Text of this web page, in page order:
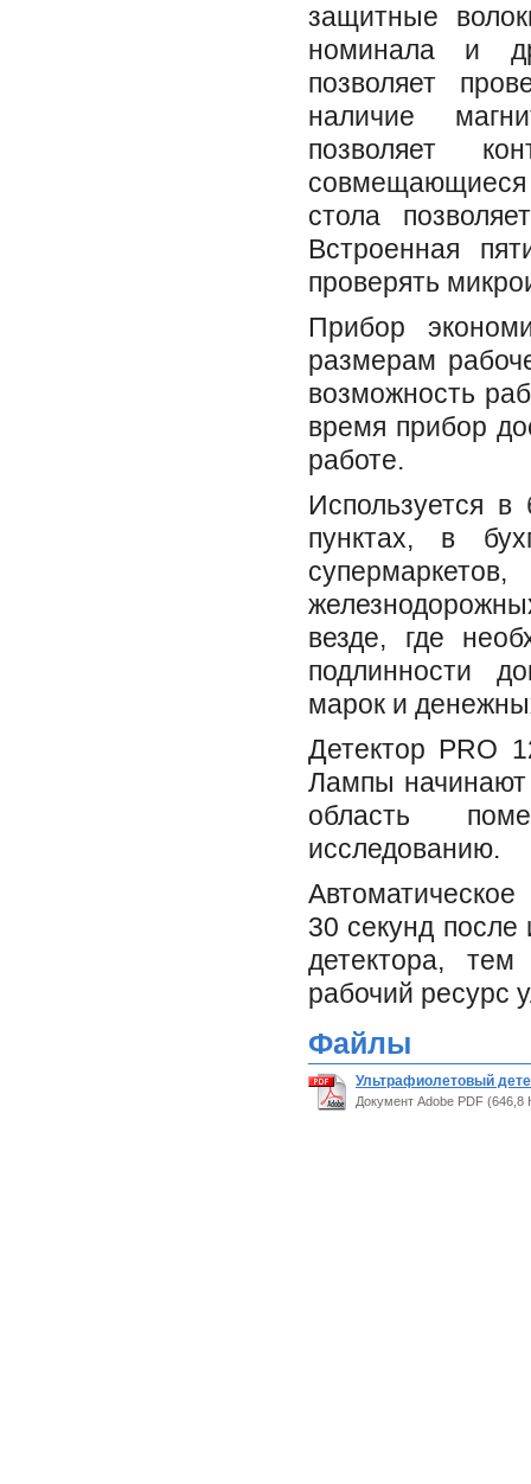
защитные
номинала и
позволяет
наличие
позволяет
стола
Встроенная
проверять
Прибор
размерам
возможность
время прибор
работе.
Используется в
пунктах, в
везде, где
подлинности
марок и
Детектор PRO
Лампы начинают
область
исследованию.
30 секунд после
детектора, тем
рабочий ресурс
Файлы
Ультрафиолетовый
Документ Adobe PDF (646,8